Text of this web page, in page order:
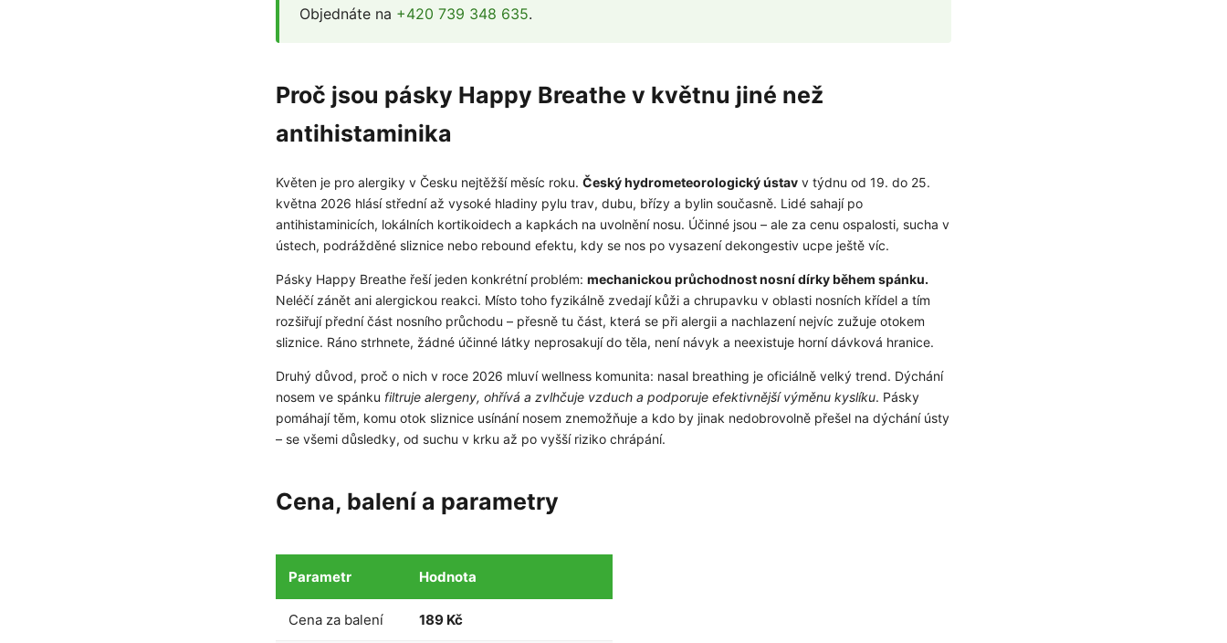
Objednáte na +420 739 348 635.
Proč jsou pásky Happy Breathe v květnu jiné než
antihistaminika
Květen je pro alergiky v Česku nejtěžší měsíc roku. Český hydrometeorologický ústav v týdnu od 19. do 25.
května 2026 hlásí střední až vysoké hladiny pylu trav, dubu, břízy a bylin současně. Lidé sahají po
antihistaminicích, lokálních kortikoidech a kapkách na uvolnění nosu. Účinné jsou – ale za cenu ospalosti, sucha v
ústech, podrážděné sliznice nebo rebound efektu, kdy se nos po vysazení dekongestiv ucpe ještě víc.
Pásky Happy Breathe řeší jeden konkrétní problém: mechanickou průchodnost nosní dírky během spánku.
Neléčí zánět ani alergickou reakci. Místo toho fyzikálně zvedají kůži a chrupavku v oblasti nosních křídel a tím
rozšiřují přední část nosního průchodu – přesně tu část, která se při alergii a nachlazení nejvíc zužuje otokem
sliznice. Ráno strhnete, žádné účinné látky neprosakují do těla, není návyk a neexistuje horní dávková hranice.
Druhý důvod, proč o nich v roce 2026 mluví wellness komunita: nasal breathing je oficiálně velký trend. Dýchání
nosem ve spánku filtruje alergeny, ohřívá a zvlhčuje vzduch a podporuje efektivnější výměnu kyslíku. Pásky
pomáhají těm, komu otok sliznice usínání nosem znemožňuje a kdo by jinak nedobrovolně přešel na dýchání ústy
– se všemi důsledky, od suchu v krku až po vyšší riziko chrápání.
Cena, balení a parametry
Parametr Hodnota
Cena za balení 189 Kč